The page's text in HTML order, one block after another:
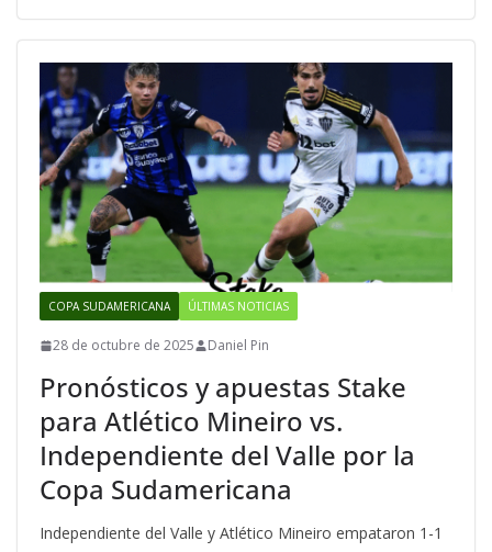
COPA SUDAMERICANA ÚLTIMAS NOTICIAS
28 de octubre de 2025 Daniel Pin
Pronósticos y apuestas Stake
para Atlético Mineiro vs.
Independiente del Valle por la
Copa Sudamericana
Independiente del Valle y Atlético Mineiro empataron 1-1